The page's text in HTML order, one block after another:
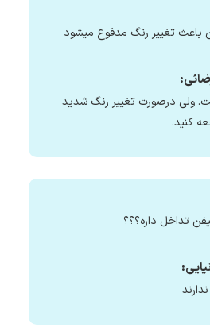
باعث تغییر رنگ مدفوع میشود
ولی درصورت تغییر رنگ شدید
کنید.
تداخل داره؟؟؟